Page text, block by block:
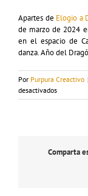
Apartes de Elogio a
de marzo de 2024
en el espacio de
danza. Año del
Por Purpura Creactivo
desactivadosen
Nace
Comparta